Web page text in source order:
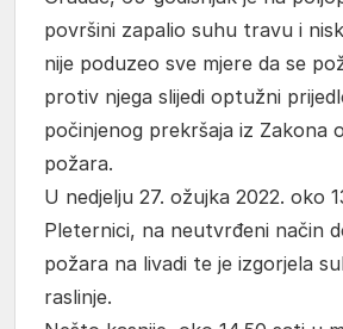
površini zapalio suhu travu i
nije poduzeo sve mjere da se
protiv njega slijedi optužni
počinjenog prekršaja iz Zakona
požara.
U nedjelju 27. ožujka 2022. oko
Pleternici, na neutvrđeni način
požara na livadi te je izgorjela
raslinje.